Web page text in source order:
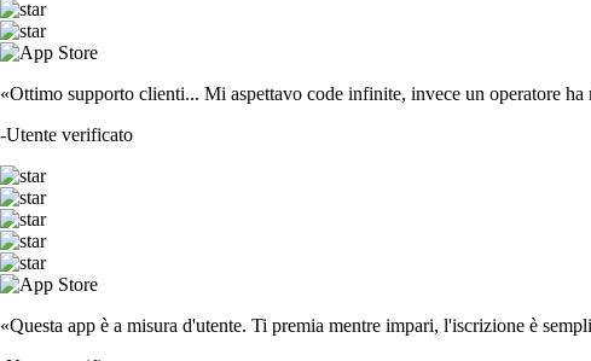
«Ottimo supporto clienti... Mi aspettavo code infinite, invece un operatore
-Utente verificato
«Questa app è a misura d'utente. Ti premia mentre impari, l'iscrizione è